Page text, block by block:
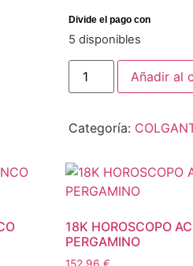
5 disponibles
Añadir al
Categoría:
18K HOROSCOPO
PERGAMINO
152,96€